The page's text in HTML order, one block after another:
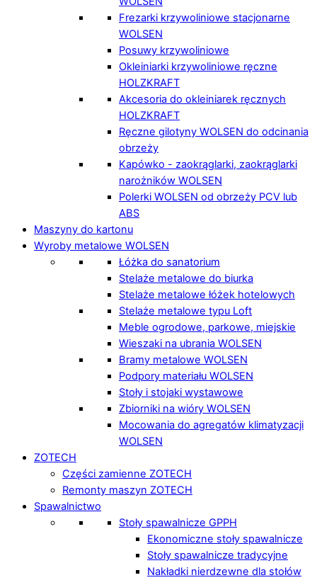
Frezarki krzywoliniowe stacjonarne
WOLSEN
Posuwy krzywoliniowe
Okleiniarki krzywoliniowe ręczne
HOLZKRAFT
Akcesoria do okleiniarek ręcznych
HOLZKRAFT
Ręczne gilotyny WOLSEN do odcinania
obrzeży
Kapówko - zaokrąglarki, zaokrąglarki
narożników WOLSEN
Polerki WOLSEN od obrzeży PCV lub
ABS
Maszyny do kartonu
Wyroby metalowe WOLSEN
Łóżka do sanatorium
Stelaże metalowe do biurka
Stelaże metalowe łóżek hotelowych
Stelaże metalowe typu Loft
Meble ogrodowe, parkowe, miejskie
Wieszaki na ubrania WOLSEN
Bramy metalowe WOLSEN
Podpory materiału WOLSEN
Stoły i stojaki wystawowe
Zbiorniki na wióry WOLSEN
Mocowania do agregatów klimatyzacji
WOLSEN
ZOTECH
Części zamienne ZOTECH
Remonty maszyn ZOTECH
Spawalnictwo
Stoły spawalnicze GPPH
Ekonomiczne stoły spawalnicze
Stoły spawalnicze tradycyjne
Nakładki nierdzewne dla stołów